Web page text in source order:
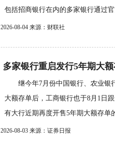
包括招商银行在内的多家银行通过
2026-08-04 来源：财联社
多家银行重启发行5年期大
继今年7月份中国银行、农业银
大额存单后，工商银行也于8月1日
有大行近期再度开售5年期大额存单
2026-08-03 来源：证券日报